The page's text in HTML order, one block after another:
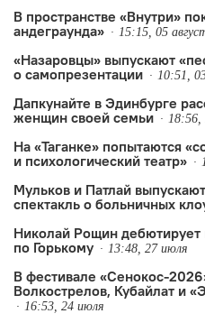
В пространстве «Внутри»
андеграунда»
15:15, 05
«Назаровцы» выпускают
о самопрезентации
10:51,
Дапкунайте в Эдинбурге
женщин своей семьи
18:56,
На «Таганке» попытаются
и психологический театр»
Мульков и Патлай
спектакль о больничных
Николай Рощин
по Горькому
13:48, 27 июля
В фестивале «Сенокос-
Волкострелов, Кубайлат и
16:53, 24 июля